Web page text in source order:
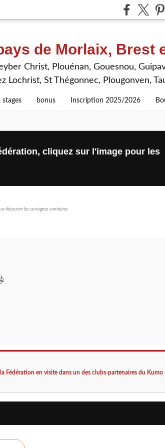
de Morlaix, Brest
Christ, Plouénan, Gouesnou,
Lochrist, St Thégonnec, Plougonven,
stages bonus Inscription 2025/2026
cliquez sur l'image pour les
découvrir les consignes sanitaires
Fédération en visite dans un des clubs-partenaires du Kumo